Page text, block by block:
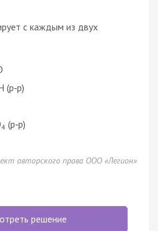
с каждым из двух
(р‑р)
4 (р‑р)
авторского права ООО «Легион»
решение